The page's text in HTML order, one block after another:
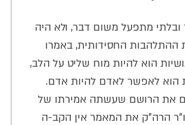
ובלתי מתפעל משום דבר, ולא היה
ההתלהבות החסידותית, באמרו
הוא להיות מוח שליט על הלב,
הוא לאפשר לאדם להיות אדם.
את הרושם שעשתה אמירתו של
הרה"ק את המאמר אין הקב-ה